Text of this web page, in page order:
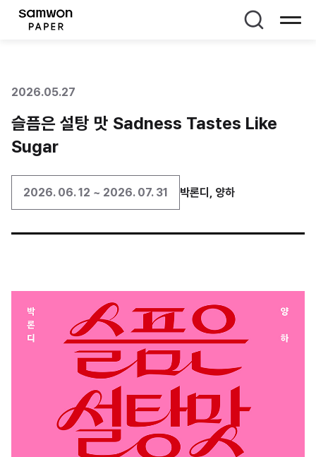
2026.05.27
슬픔은 설탕 맛 Sadness Tastes Like
Sugar
2026. 06. 12 ~ 2026. 07. 31 박론디, 양하